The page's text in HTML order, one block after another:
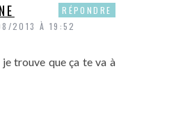
2013 À 19:52
trouve que ça te va à
RÉPONDRE